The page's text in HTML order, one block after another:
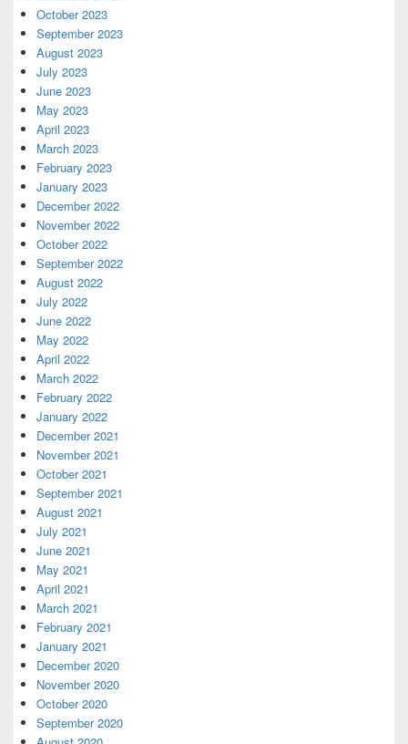
October 2023
September 2023
August 2023
July 2023
June 2023
May 2023
April 2023
March 2023
February 2023
January 2023
December 2022
November 2022
October 2022
September 2022
August 2022
July 2022
June 2022
May 2022
April 2022
March 2022
February 2022
January 2022
December 2021
November 2021
October 2021
September 2021
August 2021
July 2021
June 2021
May 2021
April 2021
March 2021
February 2021
January 2021
December 2020
November 2020
October 2020
September 2020